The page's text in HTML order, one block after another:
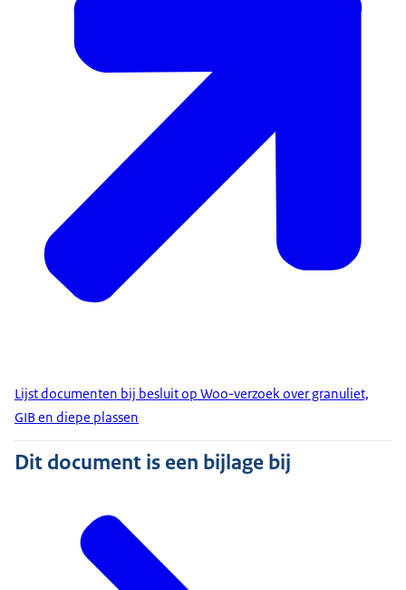
Lijst documenten bij besluit op Woo-verzoek over granuliet,
GIB en diepe plassen
Dit document is een bijlage bij